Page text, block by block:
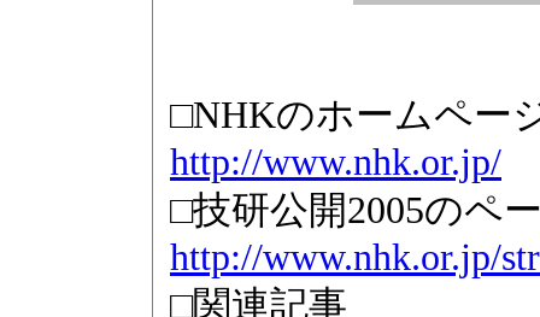
□NHKのホームペー
http://www.nhk.or.jp/
□技研公開2005のペ
http://www.nhk.or.jp/
□関連記事